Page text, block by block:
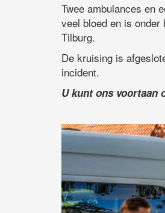
Twee ambulances en
veel bloed en is
Tilburg.
De kruising is
incident.
U kunt ons voortaan